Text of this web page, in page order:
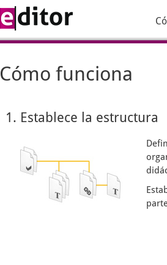
Cómo funciona
1. Establece la estructura